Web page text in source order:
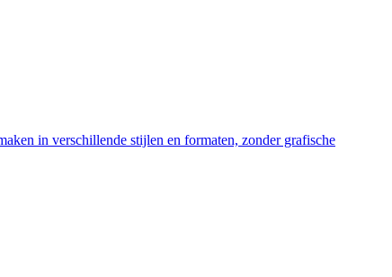
in verschillende stijlen en formaten, zonder grafische